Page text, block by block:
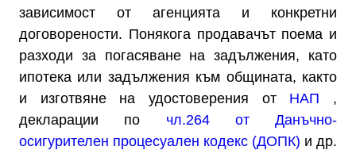
зависимост от агенцията и конкретни
договорености. Понякога продавачът поема и
разходи за погасяване на задължения, като
ипотека или задължения към общината, както
и изготвяне на удостоверения от НАП ,
декларации по чл.264 от Данъчно-
осигурителен процесуален кодекс (ДОПК) и др.